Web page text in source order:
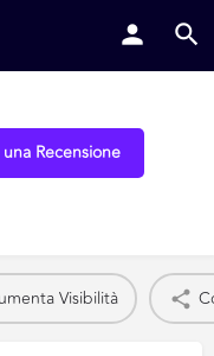
Recensione
Visibilità